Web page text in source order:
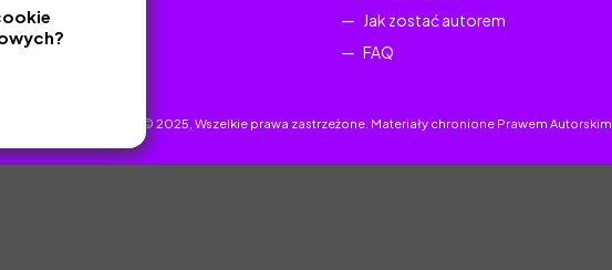
Jak zostać autorem
FAQ
ZlotyNauczyciel.pl © 2025, Wszelkie prawa zastrzeżone. Materiały chronione Prawem Autorskim.